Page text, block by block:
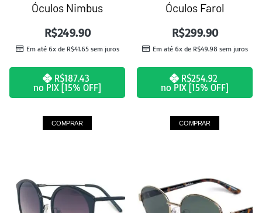
Óculos Nimbus
R$249.90
Em até 6x de R$41.65sem juros
R$187.43
no PIX [15% OFF]
COMPRAR
Óculos Farol
R$299.90
Em até 6x de R$49.98 sem juros
R$254.92
no PIX [15% OFF]
COMPRAR